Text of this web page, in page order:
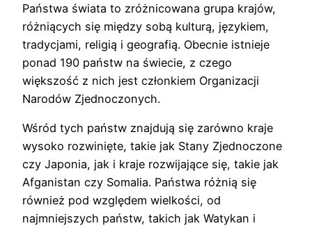
Państwa świata to zróżnicowana grupa krajów,
różniących się między sobą kulturą, językiem,
tradycjami, religią i geografią. Obecnie istnieje
ponad 190 państw na świecie, z czego
większość z nich jest członkiem Organizacji
Narodów Zjednoczonych.
Wśród tych państw znajdują się zarówno kraje
wysoko rozwinięte, takie jak Stany Zjednoczone
czy Japonia, jak i kraje rozwijające się, takie jak
Afganistan czy Somalia. Państwa różnią się
również pod względem wielkości, od
najmniejszych państw, takich jak Watykan i